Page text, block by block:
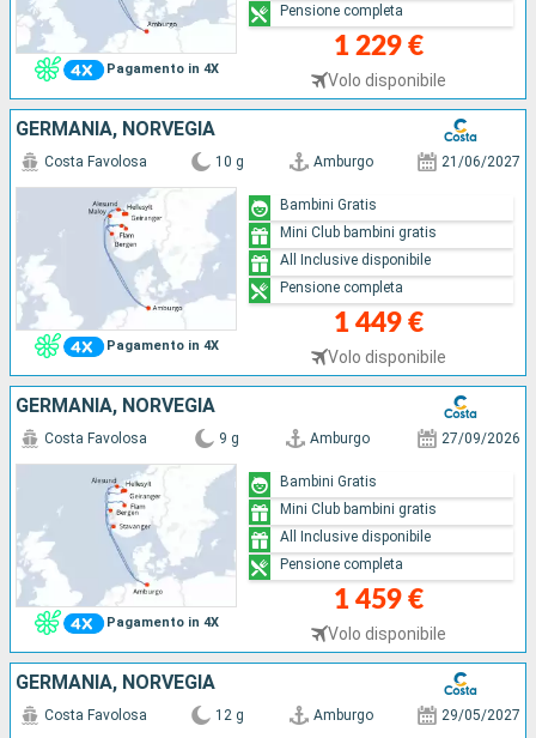
Pagamento in 4X
1 229 €
Volo disponibile
Pensione completa
GERMANIA, NORVEGIA
Pagamento in 4X
Costa Favolosa 10 g Amburgo 21/06/2027
1 449 €
Volo disponibile
Bambini Gratis
Mini Club bambini gratis
All Inclusive disponibile
Pensione completa
GERMANIA, NORVEGIA
Pagamento in 4X
Costa Favolosa 9 g Amburgo 27/09/2026
1 459 €
Volo disponibile
Bambini Gratis
Mini Club bambini gratis
All Inclusive disponibile
Pensione completa
GERMANIA, NORVEGIA
Costa Favolosa 12 g Amburgo 29/05/2027